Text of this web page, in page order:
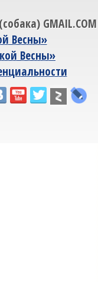
GMAIL.COM
Весны»
Весны»